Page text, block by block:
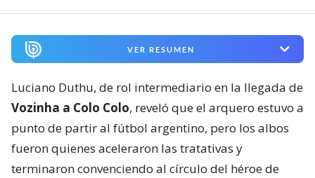
VER RESUMEN
Luciano Duthu, de rol intermediario en la llegada de
Vozinha a Colo Colo, reveló que el arquero estuvo a
punto de partir al fútbol argentino, pero los albos
fueron quienes aceleraron las tratativas y
terminaron convenciendo al círculo del héroe de